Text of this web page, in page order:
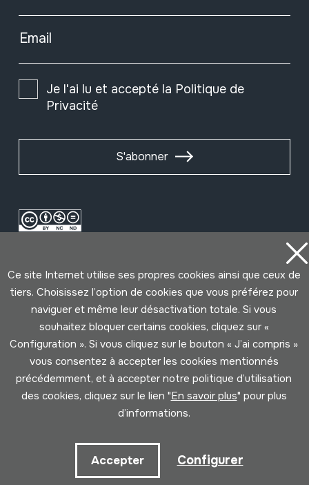
Email
Je l'ai lu et accepté la Politique de
Privacité
S'abonner
Conditions d'Utilisation
Politique de Privacité
Cookies politique
Ce site Internet utilise ses propres cookies ainsi que ceux de
tiers. Choisissez l’option de cookies que vous préférez pour
naviguer et même leur désactivation totale. Si vous
souhaitez bloquer certains cookies, cliquez sur «
Configuration ». Si vous cliquez sur le bouton « J’ai compris »
vous consentez à accepter les cookies mentionnés
précédemment, et à accepter notre politique d’utilisation
des cookies, cliquez sur le lien "En savoir plus" pour plus
d’informations.
Accepter Configurer